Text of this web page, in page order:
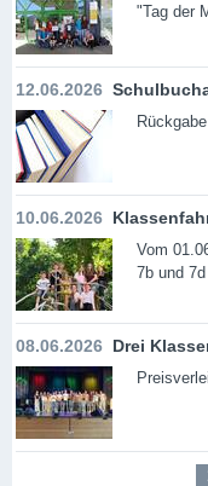
"Tag der
12.06.2026
10.06.2026
Vom
7b und 7d
08.06.2026 Drei